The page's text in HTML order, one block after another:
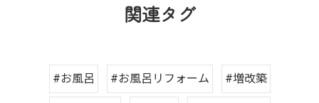
関連タグ
#お風呂 #お風呂リフォーム #増改築